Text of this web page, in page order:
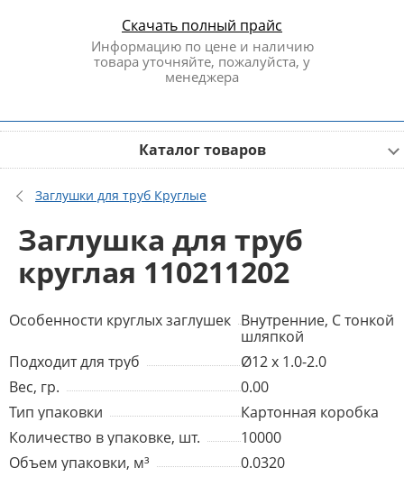
Скачать полный прайс
Информацию по цене и наличию
товара уточняйте, пожалуйста, у
менеджера
Каталог товаров
Заглушки для труб Круглые
Заглушка для труб
круглая 110211202
Особенности круглых заглушек Внутренние, С тонкой
шляпкой
Подходит для труб
Ø12 x 1.0-2.0
Вес, гр.
0.00
Тип упаковки
Картонная коробка
Количество в упаковке, шт.
10000
Объем упаковки, м³
0.0320